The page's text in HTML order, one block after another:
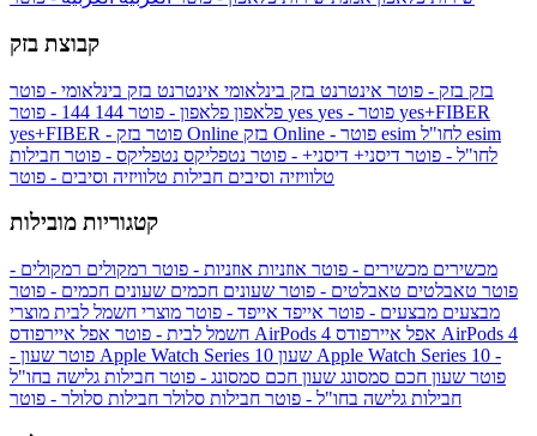
קבוצת בזק
בזק בזק - פוטר אינטרנט בזק בינלאומי אינטרנט בזק בינלאומי - פוטר
פלאפון פלאפון - פוטר 144 yes
yes+FIBER
yes+FIBER - פוטר בזק Online
esim
לחו"ל - פוטר דיסני+ דיסני+ - פוטר נטפליקס נטפליקס - פוטר חבילות
טלוויזיה וסיבים חבילות טלוויזיה וסיבים - פוטר
קטגוריות מובילות
מכשירים מכשירים - פוטר אוזניות אוזניות - פוטר רמקולים רמקולים -
פוטר טאבלטים טאבלטים - פוטר שעונים חכמים שעונים חכמים - פוטר
מבצעים מבצעים - פוטר אייפד אייפד - פוטר מוצרי חשמל לבית מוצרי
חשמל לבית - פוטר אפל איירפודס AirPods 4 אפל איירפודס AirPods 4
- פוטר שעון Apple Watch Series 10 שעון Apple Watch Series 10 -
פוטר שעון חכם סמסונג שעון חכם סמסונג - פוטר חבילות גלישה בחו"ל
חבילות גלישה בחו"ל - פוטר חבילות סלולר חבילות סלולר - פוטר